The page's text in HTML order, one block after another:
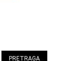
PRETRAGA